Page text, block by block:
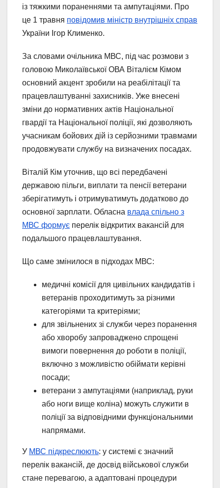
із тяжкими пораненнями та ампутаціями. Про
це 1 травня повідомив міністр внутрішніх справ
України Ігор Клименко.
За словами очільника МВС, під час розмови з
головою Миколаївської ОВА Віталієм Кімом
основний акцент зробили на реабілітації та
працевлаштуванні захисників. Уже внесені
зміни до нормативних актів Національної
гвардії та Національної поліції, які дозволяють
учасникам бойових дій із серйозними травмами
продовжувати службу на визначених посадах.
Віталій Кім уточнив, що всі передбачені
державою пільги, виплати та пенсії ветерани
зберігатимуть і отримуватимуть додатково до
основної зарплати. Обласна влада спільно з
МВС формує перелік відкритих вакансій для
подальшого працевлаштування.
Що саме змінилося в підходах МВС:
медичні комісії для цивільних кандидатів і
ветеранів проходитимуть за різними
категоріями та критеріями;
для звільнених зі служби через поранення
або хворобу запроваджено спрощені
вимоги повернення до роботи в поліції,
включно з можливістю обіймати керівні
посади;
ветерани з ампутаціями (наприклад, руки
або ноги вище коліна) можуть служити в
поліції за відповідними функціональними
напрямами.
У МВС підкреслюють: у системі є значний
перелік вакансій, де досвід військової служби
стане перевагою, а адаптовані процедури